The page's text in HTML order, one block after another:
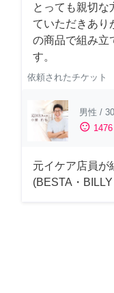
とっても親切な
ていただきあり
の商品で組み立
す。
依頼されたチケット
男性 /
sentiment_satisfied 1476
元イケア店員が
(BESTA・